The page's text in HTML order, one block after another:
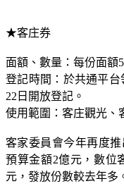
★客庄券
面額、數量：每份面額
登記時間：於共通平台
22日開放登記。
使用範圍：客庄觀光、
客家委員會今年再度推
預算金額2億元，數位
元，發放份數較去年多